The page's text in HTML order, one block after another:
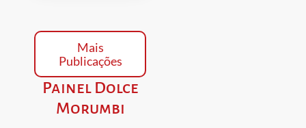
Mais
Publicações
Painel Dolce
Morumbi